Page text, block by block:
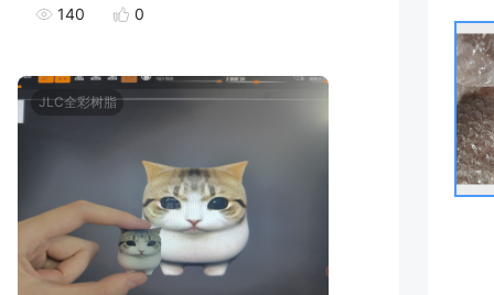
140 0
JLC全彩树脂